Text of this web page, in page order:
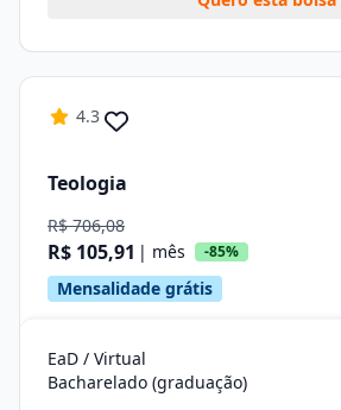
4.3
Teologia
R$ 706,08
R$ 105,91 | mês -85%
Mensalidade grátis
EaD / Virtual
Bacharelado (graduação)